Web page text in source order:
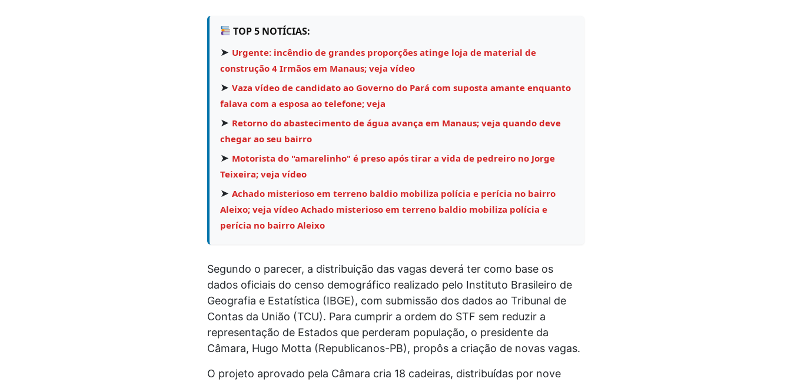
TOP 5 NOTÍCIAS:
➤ Urgente: incêndio de grandes proporções atinge loja de material de
construção 4 Irmãos em Manaus; veja vídeo
➤ Vaza vídeo de candidato ao Governo do Pará com suposta amante enquanto
falava com a esposa ao telefone; veja
➤ Retorno do abastecimento de água avança em Manaus; veja quando deve
chegar ao seu bairro
➤ Motorista do "amarelinho" é preso após tirar a vida de pedreiro no Jorge
Teixeira; veja vídeo
➤ Achado misterioso em terreno baldio mobiliza polícia e perícia no bairro
Aleixo; veja vídeo Achado misterioso em terreno baldio mobiliza polícia e
perícia no bairro Aleixo
Segundo o parecer, a distribuição das vagas deverá ter como base os
dados oficiais do censo demográfico realizado pelo Instituto Brasileiro de
Geografia e Estatística (IBGE), com submissão dos dados ao Tribunal de
Contas da União (TCU). Para cumprir a ordem do STF sem reduzir a
representação de Estados que perderam população, o presidente da
Câmara, Hugo Motta (Republicanos-PB), propôs a criação de novas vagas.
O projeto aprovado pela Câmara cria 18 cadeiras, distribuídas por nove